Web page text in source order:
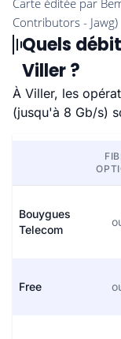
Quels
Viller ?
À Viller, les
(jusqu'à 8 Gb/s)
Bouygues
Telecom
Free